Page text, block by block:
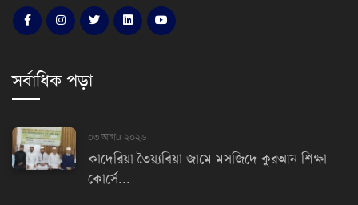
সর্বাধিক পড়া
০৩ আগu ২০২৬
কাদেরিয়া তৈয়্যবিয়া জামে মসজিদে কুরআন শিক্ষা
কোর্সে...